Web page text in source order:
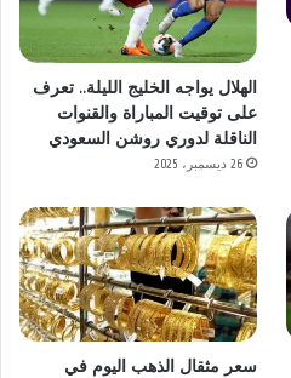
الهلال يواجه الخليج الليلة.. تعرف
على توقيت المباراة والقنوات
الناقلة لدوري روشن السعودي
26 ديسمبر، 2025
سعر مثقال الذهب اليوم في